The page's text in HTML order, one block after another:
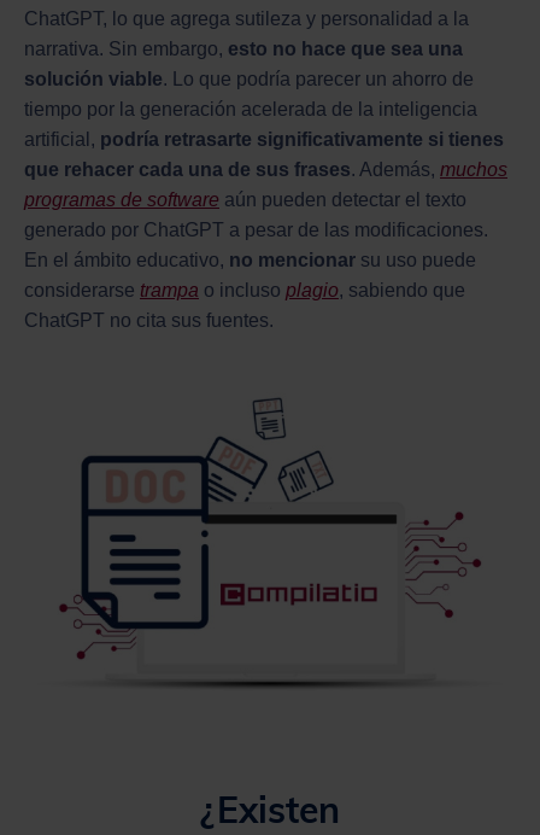
ChatGPT, lo que agrega sutileza y personalidad a la
narrativa. Sin embargo, esto no hace que sea una
solución viable. Lo que podría parecer un ahorro de
tiempo por la generación acelerada de la inteligencia
artificial, podría retrasarte significativamente si tienes
que rehacer cada una de sus frases. Además, muchos
programas de software aún pueden detectar el texto
generado por ChatGPT a pesar de las modificaciones.
En el ámbito educativo, no mencionar su uso puede
considerarse trampa o incluso plagio, sabiendo que
ChatGPT no cita sus fuentes.
¿Existen